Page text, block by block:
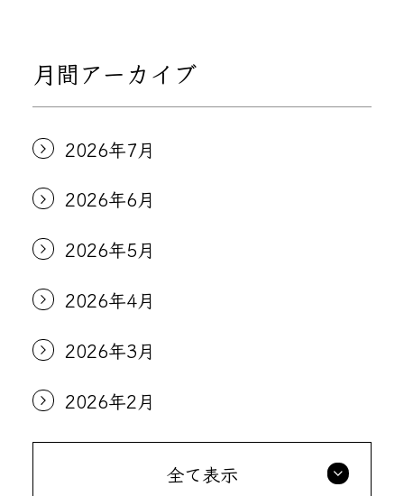
月間アーカイブ
2026年7月
2026年6月
2026年5月
2026年4月
2026年3月
2026年2月
全て表示